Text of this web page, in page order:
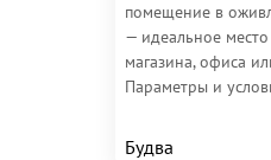
помещение в
— идеальное
магазина, офиса
Параметры и
Будва